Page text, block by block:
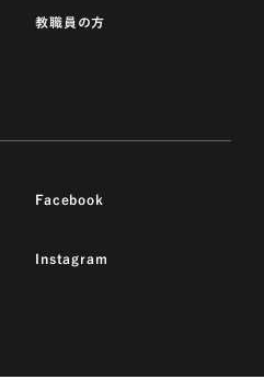
教職員の方
Facebook
Instagram